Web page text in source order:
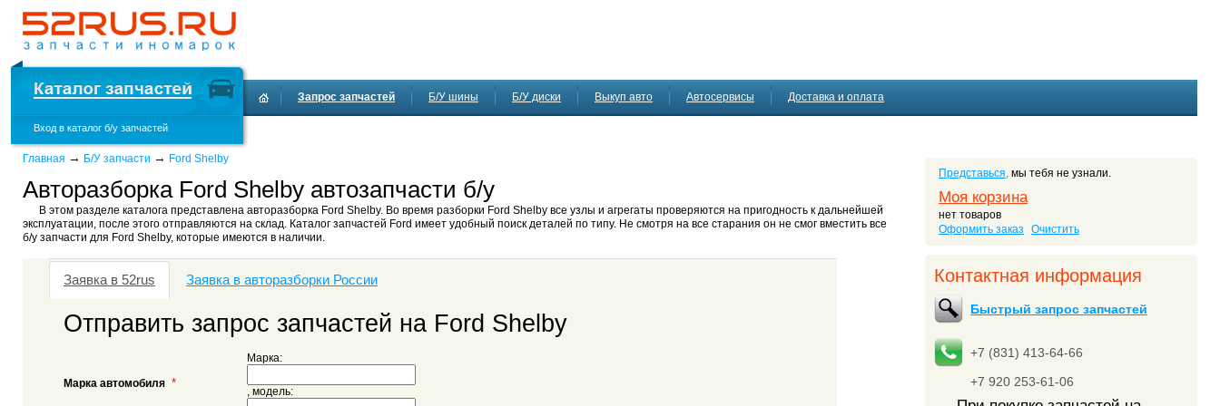
Вход в каталог б/у запчастей
Запрос запчастей Б/У шины Б/У диски Выкуп авто Автосервисы Доставка и оплата
Представься, мы тебя не узнали.
Моя корзина
нет товаров
Оформить заказ
Очистить
Контактная информация
Быстрый запрос запчастей
+7 (831) 413-64-66
+7 920 253-61-06
Главная → Б/У запчасти → Ford Shelby
Авторазборка Ford Shelby автозапчасти б/у
В этом разделе каталога представлена авторазборка Ford Shelby. Во время разборки Ford Shelby все узлы и агрегаты проверяются на пригодность к дальнейшей
эксплуатации, после этого отправляются на склад. Каталог запчастей Ford имеет удобный поиск деталей по типу. Не смотря на все старания он не смог вместить все
б/у запчасти для Ford Shelby, которые имеются в наличии.
Заявка в 52rus Заявка в авторазборки России
Отправить запрос запчастей на Ford Shelby
Марка автомобиля *
Марка:
, модель: